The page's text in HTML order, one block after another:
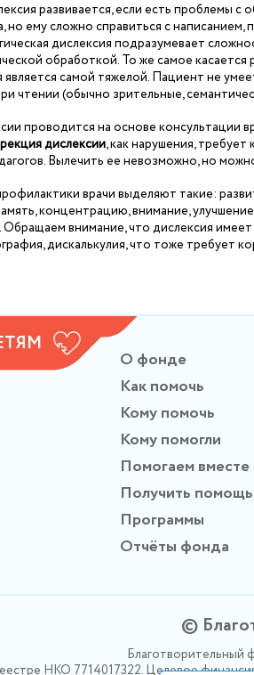
развивается, если есть проблемы
но ему сложно справиться с
дислексия подразумевает
обработкой. То же самое
является самой тяжелой. Пациент не
чтении (обычно зрительные,
проводится на основе консультации
дислексии, как нарушения,
Вылечить ее невозможно, но
врачи выделяют такие:
концентрацию, внимание,
Обращаем внимание, что дислексия
дискалькулия, что тоже требует
О фонде
Как помочь
Кому помочь
Кому помогли
Помогаем вместе
Получить помощь
Программы
Отчёты фонда
©
Благотворительный
НКО 7714017322. Целевое